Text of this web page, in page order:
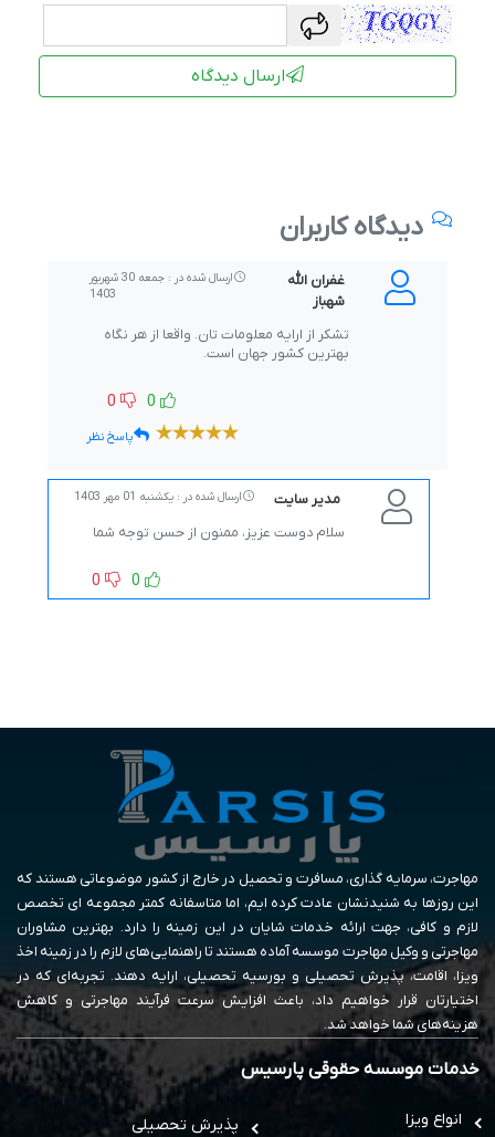
captcha
ارسال دیدگاه
دیدگاه کاربران
غفران الله
شهباز
ارسال شده در : جمعه 30 شهریور
1403
تشکر از ارایه معلومات تان. واقعا از هر نگاه
بهترین کشور جهان است.
0
0
پاسخ نظر
مدیر سایت ارسال شده در : یکشنبه 01 مهر 1403
سلام دوست عزیز، ممنون از حسن توجه شما
0
0
مهاجرت، سرمایه گذاری، مسافرت و تحصیل در خارج از کشور موضوعاتی هستند که
این روزها به شنیدنشان عادت کرده ایم، اما متاسفانه کمتر مجموعه ای تخصص
لازم و کافی، جهت ارائه خدمات شایان در این زمینه را دارد. بهترین مشاوران
مهاجرتی و وکیل مهاجرت موسسه آماده هستند تا راهنمایی‌های لازم را در زمینه اخذ
ویزا، اقامت، پذیرش تحصیلی و بورسیه تحصیلی، ارایه دهند. تجربه‌ای که در
اختیارتان قرار خواهیم داد، باعث افزایش سرعت فرآیند مهاجرتی و کاهش
هزینه‌های شما خواهد شد.
خدمات موسسه حقوقی پارسیس
انواع ویزا
پذیرش تحصیلی